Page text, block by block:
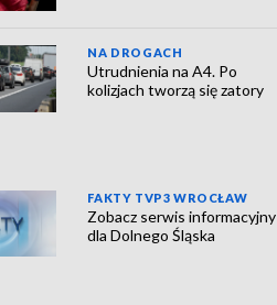
NA DROGACH
Utrudnienia na A4. Po
kolizjach tworzą się zatory
FAKTY TVP3 WROCŁAW
Zobacz serwis informacyjny
dla Dolnego Śląska